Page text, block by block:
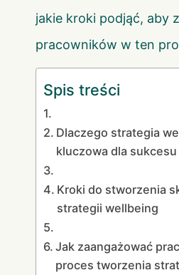
jakie kroki podjąć, aby
pracowników w ten
Spis treści
Dlaczego strategia
kluczowa dla
Kroki do stworzenia
strategii wellbeing
Jak zaangażować
proces tworzenia